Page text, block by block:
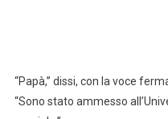
“Papà,” dissi, con la voce
“Sono stato ammesso